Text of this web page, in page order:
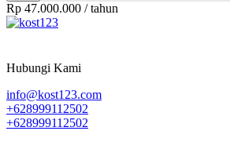
Rp 47.000.000 /tahun
Hubungi Kami
info@kost123.com
+628999112502
+628999112502